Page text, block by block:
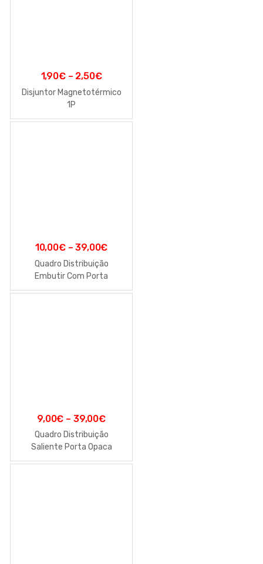
1,90€– 2,50€
Disjuntor Magnetotérmico
1P
10,00€–39,00€
Quadro Distribuição
Embutir Com Porta
Transparente
9,00€ – 39,00€
Quadro Distribuição
Saliente Porta Opaca